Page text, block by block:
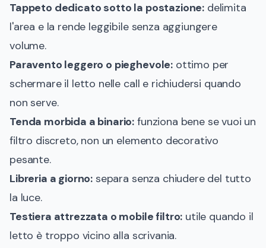
Tappeto dedicato sotto la postazione: delimita
l'area e la rende leggibile senza aggiungere
volume.
Paravento leggero o pieghevole: ottimo per
schermare il letto nelle call e richiudersi quando
non serve.
Tenda morbida a binario: funziona bene se vuoi un
filtro discreto, non un elemento decorativo
pesante.
Libreria a giorno: separa senza chiudere del tutto
la luce.
Testiera attrezzata o mobile filtro: utile quando il
letto è troppo vicino alla scrivania.